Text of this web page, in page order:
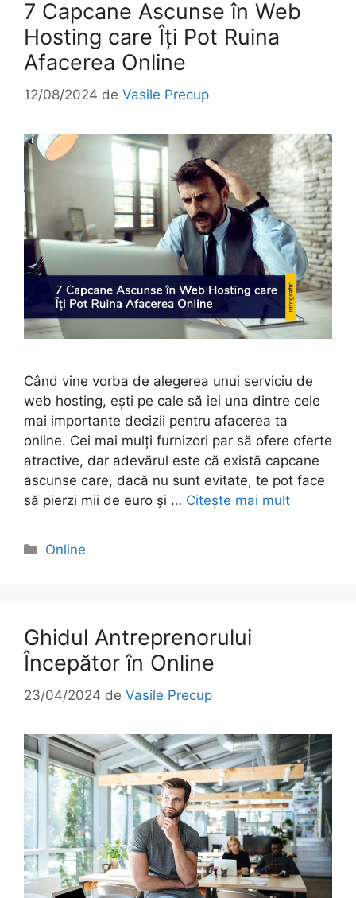
7 Capcane Ascunse în Web
Hosting care Îți Pot Ruina
Afacerea Online
12/08/2024 de Vasile Precup
Când vine vorba de alegerea unui serviciu de
web hosting, ești pe cale să iei una dintre cele
mai importante decizii pentru afacerea ta
online. Cei mai mulți furnizori par să ofere oferte
atractive, dar adevărul este că există capcane
ascunse care, dacă nu sunt evitate, te pot face
să pierzi mii de euro și … Citește mai mult
Categorii
Online
Ghidul Antreprenorului
Începător în Online
23/04/2024 de Vasile Precup